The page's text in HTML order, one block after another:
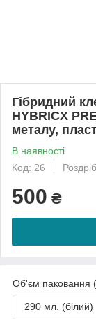
Гібридний
HYBRICX
металу,
В наявності
Код: 26
Роздріб
500 ₴
Об'єм паковання
290 мл. (білий)